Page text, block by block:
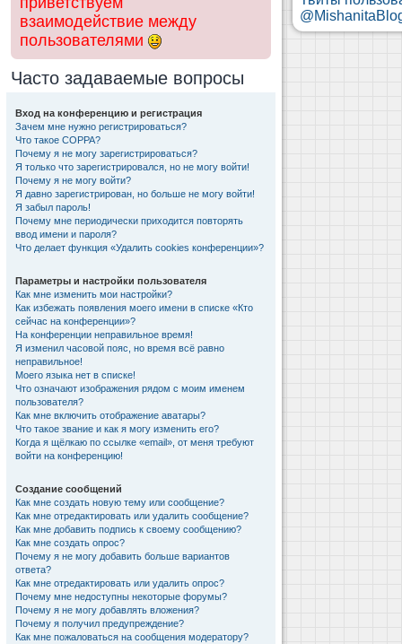
взаимодействие между
пользователями
Часто задаваемые вопросы
Вход на конференцию и регистрация
Зачем мне нужно регистрироваться?
Что такое COPPA?
Почему я не могу зарегистрироваться?
Я только что зарегистрировался, но не могу войти!
Почему я не могу войти?
Я давно зарегистрирован, но больше не могу войти!
Я забыл пароль!
Почему мне периодически приходится повторять
ввод имени и пароля?
Что делает функция «Удалить cookies конференции»?
Параметры и настройки пользователя
Как мне изменить мои настройки?
Как избежать появления моего имени в списке «Кто
сейчас на конференции»?
На конференции неправильное время!
Я изменил часовой пояс, но время всё равно
неправильное!
Моего языка нет в списке!
Что означают изображения рядом с моим именем
пользователя?
Как мне включить отображение аватары?
Что такое звание и как я могу изменить его?
Когда я щёлкаю по ссылке «email», от меня требуют
войти на конференцию!
Создание сообщений
Как мне создать новую тему или сообщение?
Как мне отредактировать или удалить сообщение?
Как мне добавить подпись к своему сообщению?
Как мне создать опрос?
Почему я не могу добавить больше вариантов
ответа?
Как мне отредактировать или удалить опрос?
Почему мне недоступны некоторые форумы?
Почему я не могу добавлять вложения?
Почему я получил предупреждение?
Как мне пожаловаться на сообщения модератору?